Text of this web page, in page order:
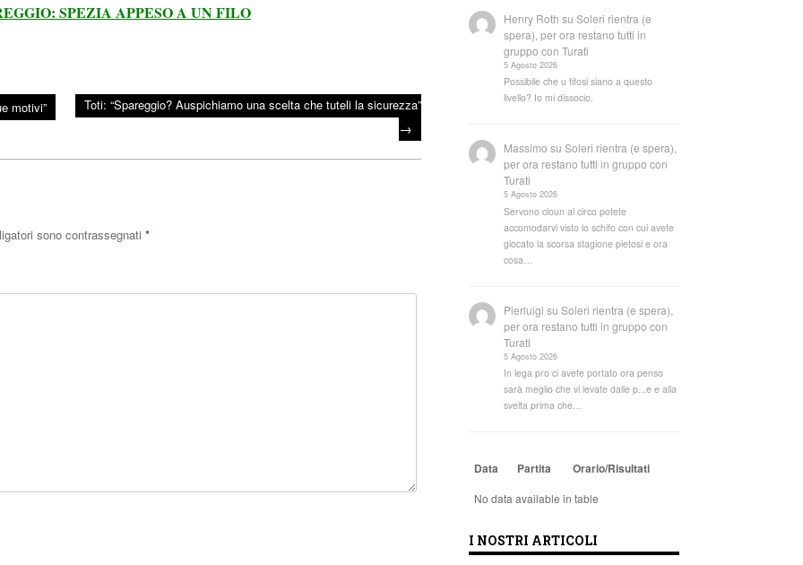
SPEZIA APPESO A UN FILO
motivi” Toti: “Spareggio? Auspichiamo una scelta che tuteli la sicurezza”
→
sono contrassegnati *
Henry Roth suSoleri rientra (e
spera), per ora restano tutti in
gruppo con Turati
5 Agosto 2026
Possibile che u tifosi siano a questo
livello? Io mi dissocio.
Massimo suSoleri rientra (e spera),
per ora restano tutti in gruppo con
Turati
5 Agosto 2026
Servono cloun al circo potete
accomodarvi visto lo schifo con cui avete
giocato la scorsa stagione pietosi e ora
cosa…
Pierluigi suSoleri rientra (e spera),
per ora restano tutti in gruppo con
Turati
5 Agosto 2026
In lega pro ci avete portato ora penso
sarà meglio che vi levate dalle p...e e alla
svelta prima che…
Data Partita Orario/Risultati
No data available in table
I NOSTRI ARTICOLI